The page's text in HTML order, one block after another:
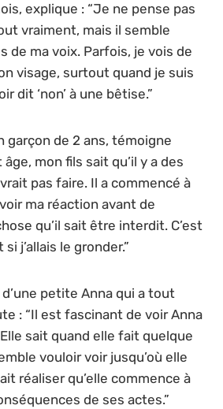
explique : “Je ne pense pas
vraiment, mais il semble
de ma voix. Parfois, je vois de
visage, surtout quand je suis
dit ‘non’ à une bêtise.”
garçon de 2 ans, témoigne
mon fils sait qu’il y a des
pas faire. Il a commencé à
ma réaction avant de
qu’il sait être interdit. C’est
j’allais le gronder.”
petite Anna qui a tout
: “Il est fascinant de voir Anna
sait quand elle fait quelque
vouloir voir jusqu’où elle
réaliser qu’elle commence à
de ses actes.”